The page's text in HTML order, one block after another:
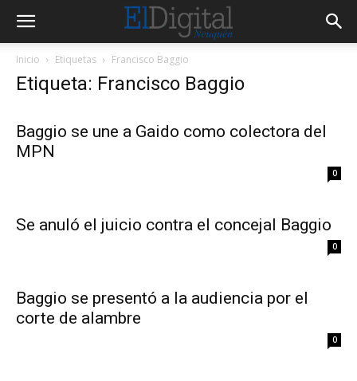
Inicio Etiquetas Francisco Baggio
Etiqueta: Francisco Baggio
Baggio se une a Gaido como colectora del
MPN
0
Se anuló el juicio contra el concejal Baggio
0
Baggio se presentó a la audiencia por el
corte de alambre
0